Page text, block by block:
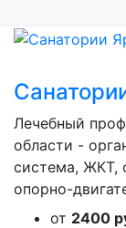
Лечебный
области -
система, ЖКТ,
опорно-
от 2400